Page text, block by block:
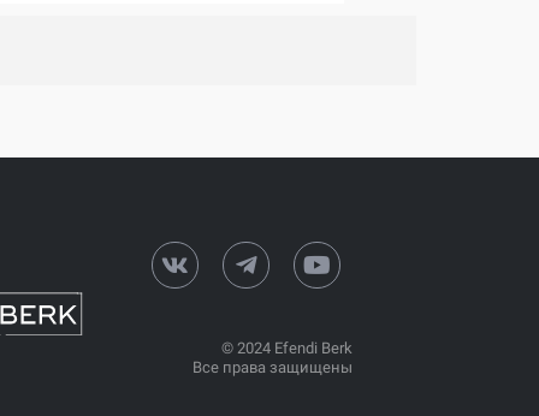
© 2024 Efendi Berk
Все права защищены